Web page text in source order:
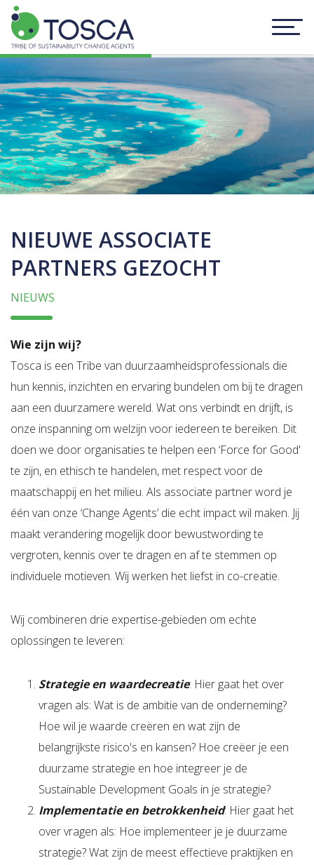
NIEUWE ASSOCIATE
PARTNERS GEZOCHT
NIEUWS
Wie zijn wij?
Tosca is een Tribe van duurzaamheidsprofessionals die
hun kennis, inzichten en ervaring bundelen om bij te dragen
aan een duurzamere wereld. Wat ons verbindt en drijft, is
onze inspanning om welzijn voor iedereen te bereiken. Dit
doen we door organisaties te helpen een ‘Force for Good'
te zijn, en ethisch te handelen, met respect voor de
maatschappij en het milieu. Als associate partner word je
één van onze ‘Change Agents’ die echt impact wil maken. Jij
maakt verandering mogelijk door bewustwording te
vergroten, kennis over te dragen en af te stemmen op
individuele motieven. Wij werken het liefst in co-creatie.
Wij combineren drie expertise-gebieden om echte
oplossingen te leveren:
Strategie en waardecreatie: Hier gaat het over
vragen als: Wat is de ambitie van de onderneming?
Hoe wil je waarde creëren en wat zijn de
belangrijkste risico's en kansen? Hoe creëer je een
duurzame strategie en hoe integreer je de
Sustainable Development Goals in je strategie?
Implementatie en betrokkenheid: Hier gaat het
over vragen als: Hoe implementeer je je duurzame
strategie? Wat zijn de meest effectieve praktijken en